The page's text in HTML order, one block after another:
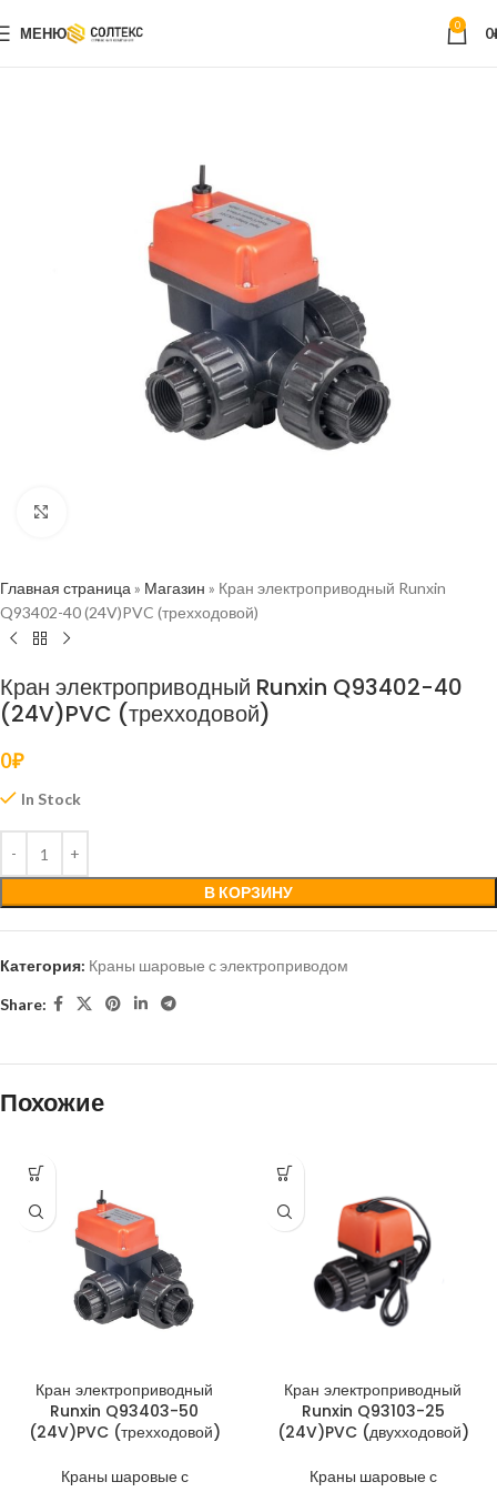
МЕНЮ 0 0
Главная страница » Магазин » Кран электроприводный Runxin
Q93402-40 (24V)PVC (трехходовой)
Кран электроприводный Runxin Q93402-40
(24V)PVC (трехходовой)
0₽
In Stock
В КОРЗИНУ
Категория: Краны шаровые с электроприводом
Share:
Похожие
Кран электроприводный
Runxin Q93403-50
(24V)PVC (трехходовой)
Краны шаровые с
Кран электроприводный
Runxin Q93103-25
(24V)PVC (двухходовой)
Краны шаровые с